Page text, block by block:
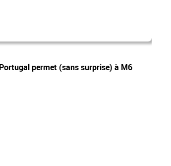
permet (sans surprise) à M6